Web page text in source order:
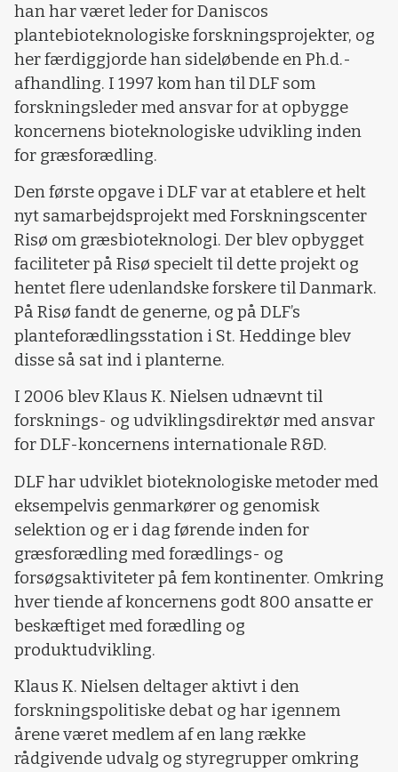
han har været leder for Daniscos
plantebioteknologiske forskningsprojekter, og
her færdiggjorde han sideløbende en Ph.d.-
afhandling. I 1997 kom han til DLF som
forskningsleder med ansvar for at opbygge
koncernens bioteknologiske udvikling inden
for græsforædling.
Den første opgave i DLF var at etablere et helt
nyt samarbejdsprojekt med Forskningscenter
Risø om græsbioteknologi. Der blev opbygget
faciliteter på Risø specielt til dette projekt og
hentet flere udenlandske forskere til Danmark.
På Risø fandt de generne, og på DLF’s
planteforædlingsstation i St. Heddinge blev
disse så sat ind i planterne.
I 2006 blev Klaus K. Nielsen udnævnt til
forsknings- og udviklingsdirektør med ansvar
for DLF-koncernens internationale R&D.
DLF har udviklet bioteknologiske metoder med
eksempelvis genmarkører og genomisk
selektion og er i dag førende inden for
græsforædling med forædlings- og
forsøgsaktiviteter på fem kontinenter. Omkring
hver tiende af koncernens godt 800 ansatte er
beskæftiget med forædling og
produktudvikling.
Klaus K. Nielsen deltager aktivt i den
forskningspolitiske debat og har igennem
årene været medlem af en lang række
rådgivende udvalg og styregrupper omkring